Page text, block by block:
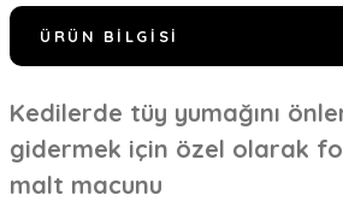
ÜRÜN BILGISI
Kedilerde tüy yumağını
gidermek için özel olarak
malt macunu